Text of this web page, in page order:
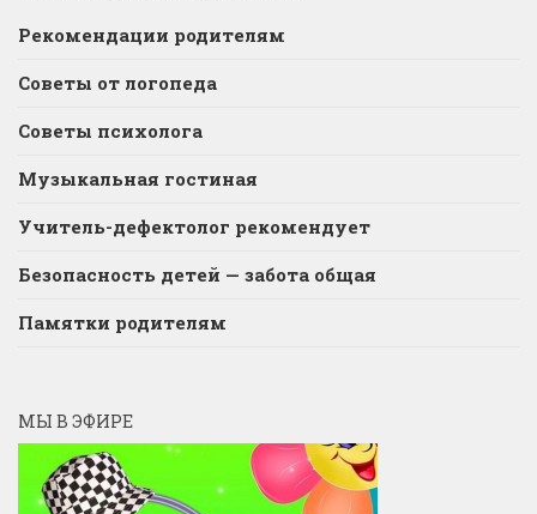
Рекомендации родителям
Советы от логопеда
Советы психолога
Музыкальная гостиная
Учитель-дефектолог рекомендует
Безопасность детей — забота общая
Памятки родителям
МЫ В ЭФИРЕ